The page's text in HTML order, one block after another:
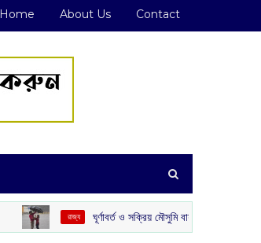
Home About Us Contact
ঘূর্ণাবর্ত ও সক্রিয় মৌসুমি বায়ুর জোড়া ফলা: দক্ষিণবঙ্গে ভারী বৃষ্টির